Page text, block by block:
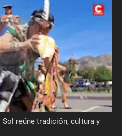
reúne tradición, cultura y